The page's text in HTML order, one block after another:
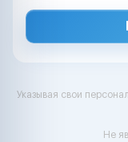
Указывая свои
Не